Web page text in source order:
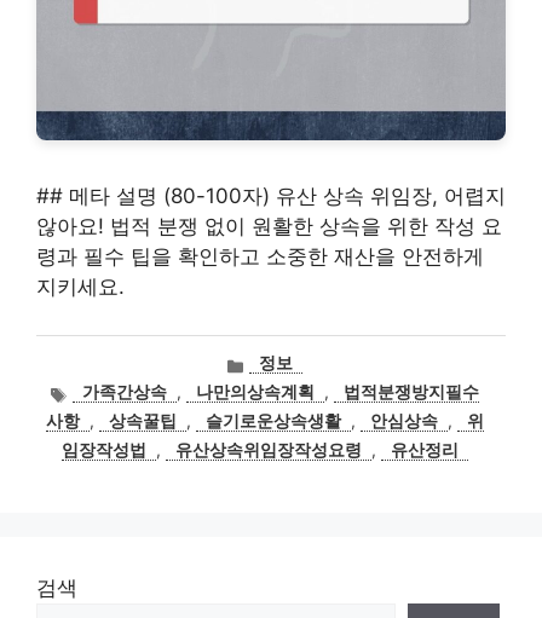
## 메타 설명 (80-100자) 유산 상속 위임장, 어렵지
않아요! 법적 분쟁 없이 원활한 상속을 위한 작성 요
령과 필수 팁을 확인하고 소중한 재산을 안전하게
지키세요.
카
테
고
리
정보
태
그
가족간상속 , 나만의상속계획 ,
법적분쟁방지필수
사항 , 상속꿀팁 , 슬기로운상속생활 , 안심상속 ,
위
임장작성법
, 유산상속위임장작성요령 , 유산정리
검색